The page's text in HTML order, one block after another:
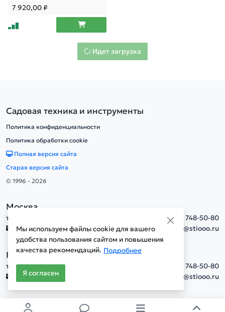
7 920,00₽
Идет загрузка
Мы используем файлы cookie для вашего
удобства пользования сайтом и повышения
качества рекомендаций. Подробнее
Я согласен
Садовая техника и инструменты
Политика конфиденциальности
Политика обработки cookie
Полная версия сайта
Старая версия сайта
© 1996 - 2026
Москва
тел.
+7(495) 748-50-80
info@stiooo.ru
Новосибирск
тел.
+7(495) 748-50-80
info@stiooo.ru